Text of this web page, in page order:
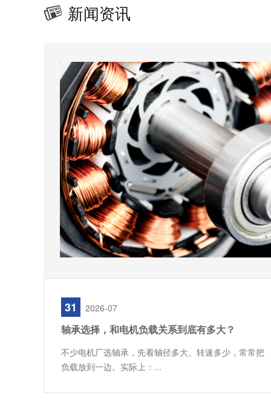
新闻资讯
31 2026-07
轴承选择，和电机负载关系到底有多大？
不少电机厂选轴承，先看轴径多大、转速多少，常常把
负载放到一边。实际上：...